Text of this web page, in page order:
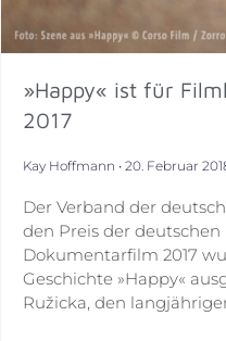
»Happy« ist für
2017
Kay Hoffmann 20. Februar
Der Verband der
den Preis der deutschen
Dokumentarfilm 2017
Geschichte »Happy«
Ružicka, den